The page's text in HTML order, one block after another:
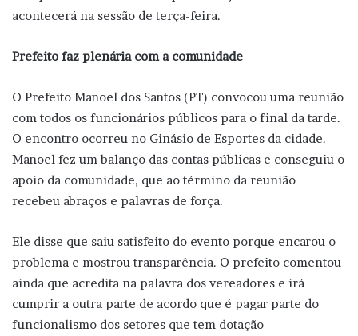
acontecerá na sessão de terça-feira.
Prefeito faz plenária com a comunidade
O Prefeito Manoel dos Santos (PT) convocou uma reunião
com todos os funcionários públicos para o final da tarde.
O encontro ocorreu no Ginásio de Esportes da cidade.
Manoel fez um balanço das contas públicas e conseguiu o
apoio da comunidade, que ao término da reunião
recebeu abraços e palavras de força.
Ele disse que saiu satisfeito do evento porque encarou o
problema e mostrou transparência. O prefeito comentou
ainda que acredita na palavra dos vereadores e irá
cumprir a outra parte de acordo que é pagar parte do
funcionalismo dos setores que tem dotação